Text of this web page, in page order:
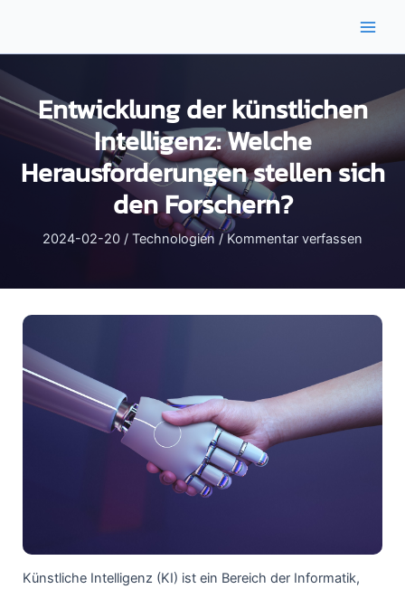
springen
Entwicklung der künstlichen
Intelligenz: Welche
Herausforderungen stellen sich
den Forschern?
2024-02-20 / Technologien / Kommentar verfassen
Künstliche Intelligenz (KI) ist ein Bereich der Informatik,